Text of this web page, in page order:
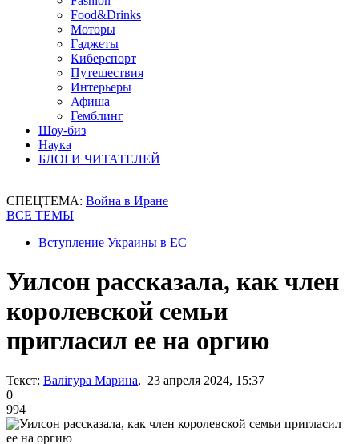
Food&Drinks
Моторы
Гаджеты
Киберспорт
Путешествия
Интерьеры
Афиша
Гемблинг
Шоу-биз
Наука
БЛОГИ ЧИТАТЕЛЕЙ
СПЕЦТЕМА: Война в Иране
ВСЕ ТЕМЫ
Вступление Украины в ЕС
Уилсон рассказала, как член
королевской семьи
пригласил ее на оргию
Текст: Валігура Марина, 23 апреля 2024, 15:37
0
994